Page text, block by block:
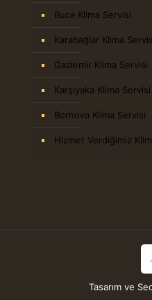
Buca Klima Servisi
Karabağlar Klima
Gaziemir Klima Servisi
Karşıyaka Klima Servisi
Bornova Klima Servisi
Hizmet Verdiğimiz
Tasarım ve